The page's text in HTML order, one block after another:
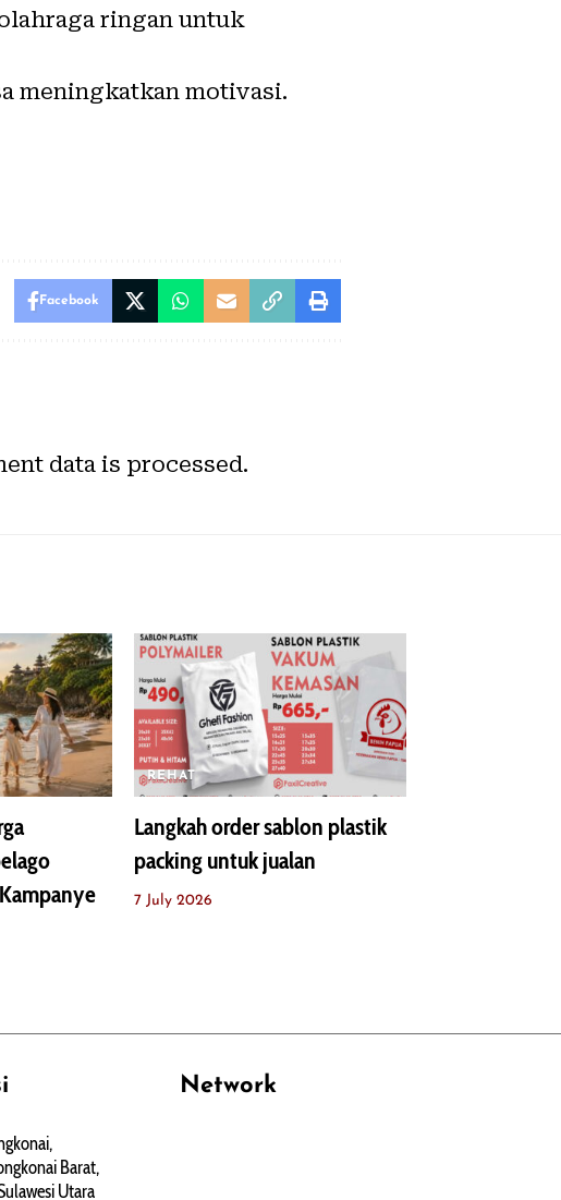
ringan untuk
meningkatkan motivasi.
Facebook
data is processed.
REHAT
Langkah order sablon plastik
packing untuk jualan
7 July 2026
Barat,
Utara
Network